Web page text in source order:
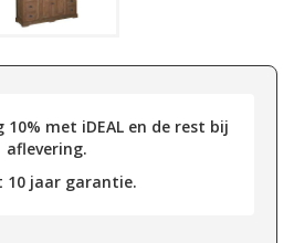
10% met iDEAL en de rest bij
aflevering.
10 jaar garantie.